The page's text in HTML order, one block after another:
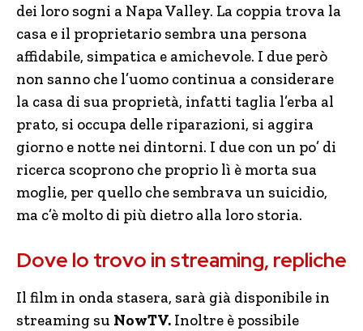
dei loro sogni a Napa Valley. La coppia trova la
casa e il proprietario sembra una persona
affidabile, simpatica e amichevole. I due però
non sanno che l’uomo continua a considerare
la casa di sua proprietà, infatti taglia l’erba al
prato, si occupa delle riparazioni, si aggira
giorno e notte nei dintorni. I due con un po’ di
ricerca scoprono che proprio lì è morta sua
moglie, per quello che sembrava un suicidio,
ma c’è molto di più dietro alla loro storia.
Dove lo trovo in streaming, repliche
Il film in onda stasera, sarà già disponibile in
streaming su NowTV. Inoltre è possibile